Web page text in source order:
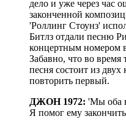
дело и уже через час
законченной
'Роллинг Стоунз'
Битлз отдали песню
концертным номером
Забавно, что во
песня состоит из
повторить первый.
ДЖОН 1972: 'Мы оба
Я помог ему